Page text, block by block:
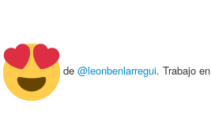
de @leonbenlarregui. Trabajo en